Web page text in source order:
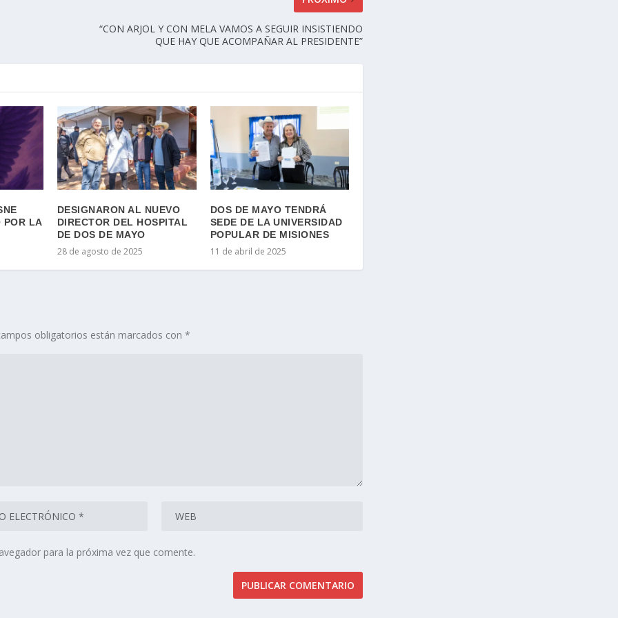
“CON ARJOL Y CON MELA VAMOS A SEGUIR INSISTIENDO
QUE HAY QUE ACOMPAÑAR AL PRESIDENTE”
POR LA
DESIGNARON AL NUEVO
DIRECTOR DEL HOSPITAL
DE DOS DE MAYO
28 de agosto de 2025
DOS DE MAYO TENDRÁ
SEDE DE LA UNIVERSIDAD
POPULAR DE MISIONES
11 de abril de 2025
obligatorios están marcados con*
para la próxima vez que comente.